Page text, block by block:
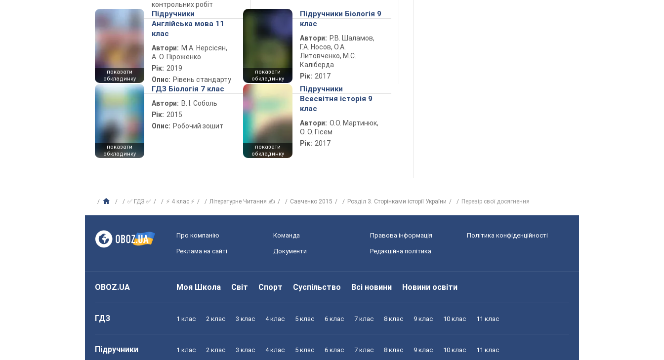
контрольних робіт
показати
обкладинку
Підручники
Англійська мова 11
клас
Автори: М.А. Нерсісян,
А. О. Піроженко
Рік: 2019
Опис: Рівень стандарту
показати
обкладинку
Підручники Біологія 9
клас
Автори: Р.В. Шаламов,
Г.А. Носов, О.А.
Литовченко, М.С.
Каліберда
Рік: 2017
показати
обкладинку
ГДЗ Біологія 7 клас
Автори: В. І. Соболь
Рік: 2015
Опис: Робочий зошит
показати
обкладинку
Підручники
Всесвітня історія 9
клас
Автори: О.О. Мартинюк,
О. О. Гісем
Рік: 2017
✅ ГДЗ ✅ ⚡ 4 клас ⚡ Літературне Читання ✍ Савченко 2015 Розділ 3. Сторінками історії України Перевір свої досягнення
Про компанію Команда Правова інформація Політика конфіденційності
Реклама на сайті Документи Редакційна політика
OBOZ.UA Моя Школа Світ Спорт Суспільство Всі новини Новини освіти
ГДЗ 1 клас 2 клас 3 клас 4 клас 5 клас 6 клас 7 клас 8 клас 9 клас 10 клас 11 клас
Підручники 1 клас 2 клас 3 клас 4 клас 5 клас 6 клас 7 клас 8 клас 9 клас 10 клас 11 клас